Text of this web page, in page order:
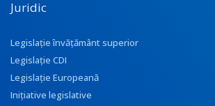
Juridic
Legislație învățământ superior
Legislație CDI
Legislație Europeană
Inițiative legislative